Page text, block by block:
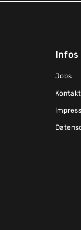
Infos
Jobs
Kontakt